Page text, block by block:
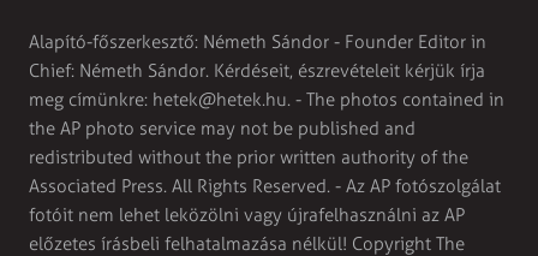
Alapító-főszerkesztő: Németh Sándor - Founder Editor in
Chief: Németh Sándor. Kérdéseit, észrevételeit kérjük írja
meg címünkre: hetek@hetek.hu. - The photos contained in
the AP photo service may not be published and
redistributed without the prior written authority of the
Associated Press. All Rights Reserved. - Az AP fotószolgálat
fotóit nem lehet leközölni vagy újrafelhasználni az AP
előzetes írásbeli felhatalmazása nélkül! Copyright The